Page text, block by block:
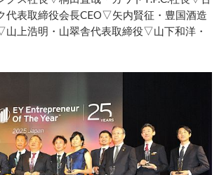
代表取締役会長CEO▽矢内賢征・豊国酒造
上浩明・山翠舎代表取締役▽山下和洋・